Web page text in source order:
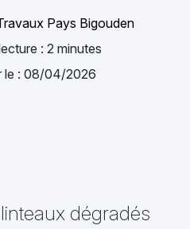
Pays Bigouden
: 2 minutes
le : 08/04/2026
dégradés